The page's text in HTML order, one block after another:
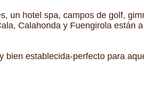
un hotel spa, campos de golf,
Calahonda y Fuengirola están
bien establecida-perfecto para